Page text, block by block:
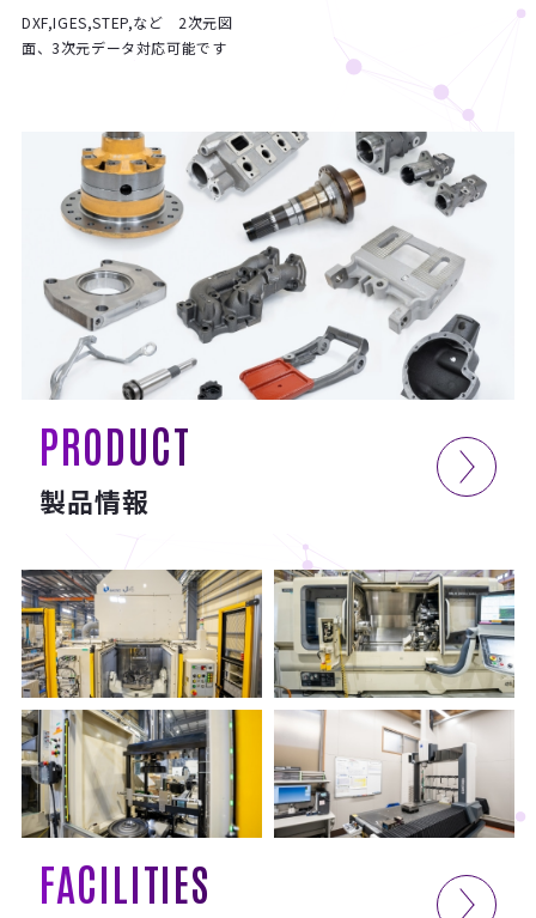
DXF,IGES,STEP,など 2次元図
面、3次元データ対応可能です
PRODUCT
製品情報
FACILITIES